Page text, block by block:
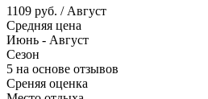
1109 руб. / Август
Средняя цена
Июнь - Август
Сезон
5 на основе отзывов
Среняя оценка